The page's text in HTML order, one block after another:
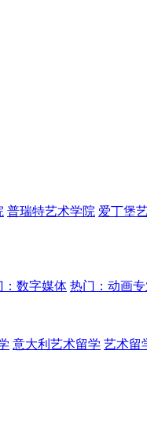
普瑞特艺术学院 爱丁堡
：数字媒体 热门：动画专
意大利艺术留学 艺术留